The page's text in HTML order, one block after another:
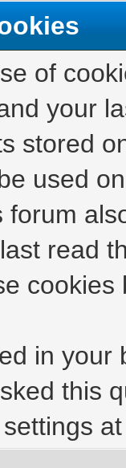
of
your
stored
used
forum
read
cookies
in
this